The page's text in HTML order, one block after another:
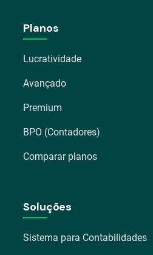
Planos
Lucratividade
Avançado
Premium
BPO (Contadores)
Comparar planos
Soluções
Sistema para Contabilidades